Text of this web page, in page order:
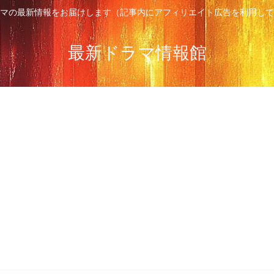
の最新情報をお届けします（記事内にアフィリエイト広告を利用し
最新ドラマ情報館